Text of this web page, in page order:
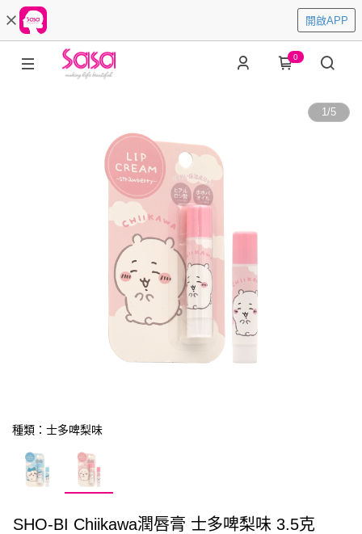
開啟APP
0
1/5
種類：士多啤梨味
SHO-BI Chiikawa潤唇膏 士多啤梨味 3.5克